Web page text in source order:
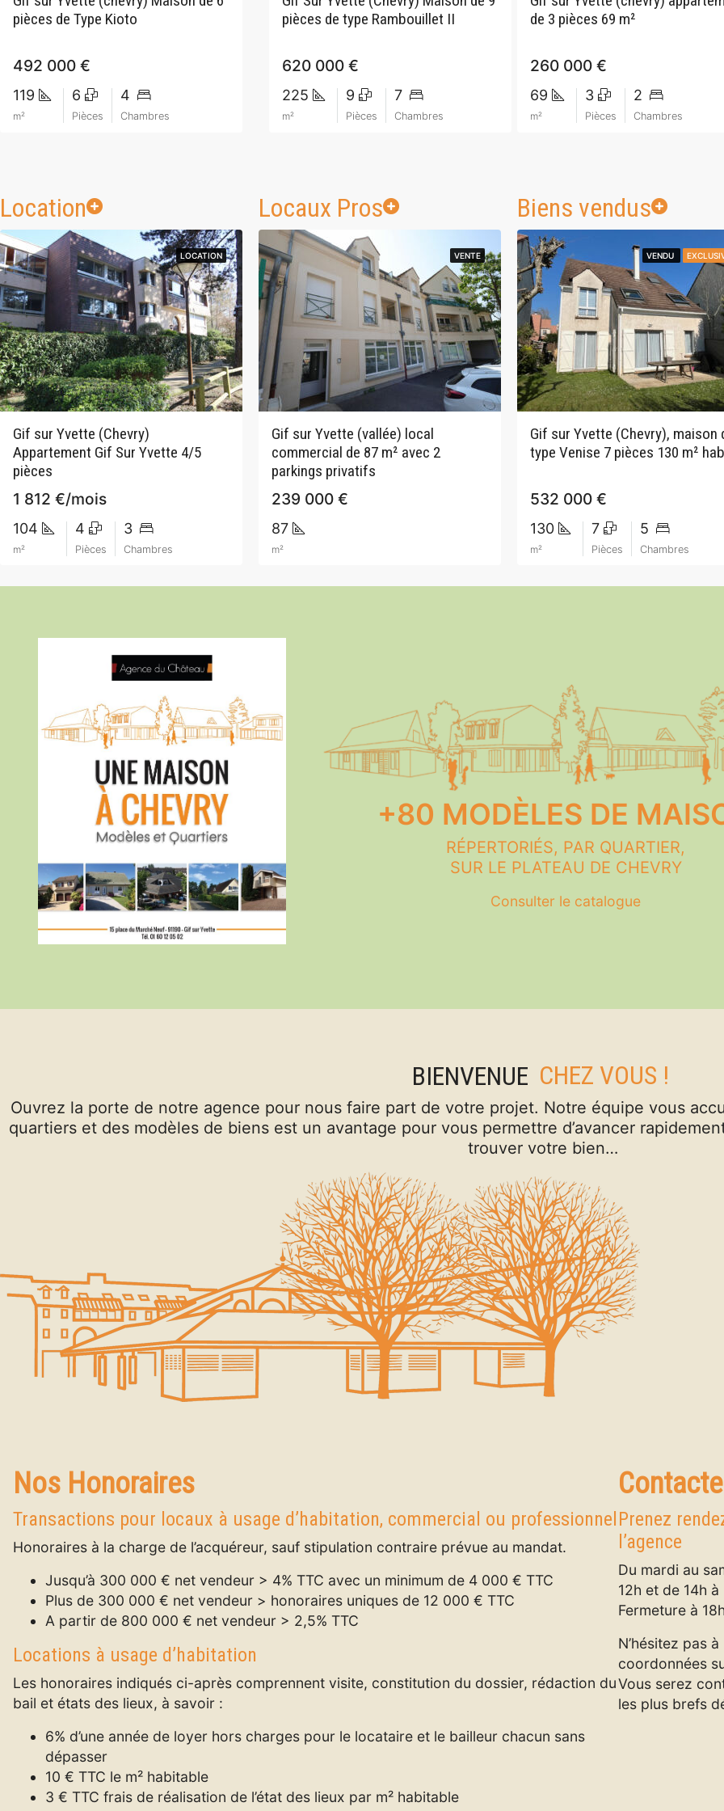
pièces de Type Kioto
492 000 €
119
m²
6
Pièces
4
Chambres
pièces de type Rambouillet II
620 000 €
225
m²
9
Pièces
7
Chambres
de 3 pièces 69 m²
260 000 €
69
m²
3
Pièces
2
Chambres
Location
LOCATION
LOCATION
Gif sur Yvette (Chevry)
Appartement Gif Sur Yvette 4/5
pièces
1 812 €/mois
104
m²
4
Pièces
3
Chambres
Locaux Pros
VENTE
VENTE
Gif sur Yvette (vallée) local
commercial de 87 m² avec 2
parkings privatifs
239 000 €
87
m²
Biens vendus
VENDU
VENDU
Gif sur Yvette (Chevry), maison
type Venise 7 pièces 130 m²
532 000 €
130
m²
7
Pièces
5
Chambres
+80 MODÈLES DE
RÉPERTORIÉS, PAR QUARTIER,
SUR LE PLATEAU DE CHEVRY
Consulter le catalogue
BIENVENUE CHEZ VOUS !
Ouvrez la porte de notre agence pour nous faire part de votre projet. Notre équipe vous
quartiers et des modèles de biens est un avantage pour vous permettre d’avancer
trouver votre bien…
Nos Honoraires
Transactions pour locaux à usage d’habitation, commercial ou professionnel
Honoraires à la charge de l’acquéreur, sauf stipulation contraire prévue au mandat.
Jusqu’à 300 000 € net vendeur > 4% TTC avec un minimum de 4 000 € TTC
Plus de 300 000 € net vendeur > honoraires uniques de 12 000 € TTC
A partir de 800 000 € net vendeur > 2,5% TTC
Locations à usage d’habitation
Les honoraires indiqués ci-après comprennent visite, constitution du dossier, rédaction du
bail et états des lieux, à savoir :
6% d’une année de loyer hors charges pour le locataire et le bailleur chacun sans
dépasser
10 € TTC le m² habitable
3 € TTC frais de réalisation de l’état des lieux par m² habitable
Prenez
l’agence
Du mardi au
12h et de 14h à
Fermeture à
N’hésitez pas
coordonnées
Vous serez
les plus brefs